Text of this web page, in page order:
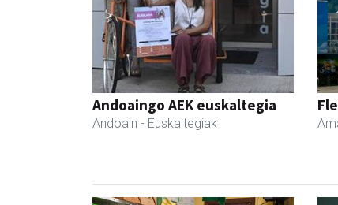
Andoaingo AEK euskaltegia
Andoain - Euskaltegiak